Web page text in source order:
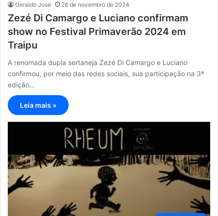
Geraldo José 28 de novembro de 2024
Zezé Di Camargo e Luciano confirmam
show no Festival Primaverão 2024 em
Traipu
A renomada dupla sertaneja Zezé Di Camargo e Luciano
confirmou, por meio das redes sociais, sua participação na 3ª
edição…
Leia mais »